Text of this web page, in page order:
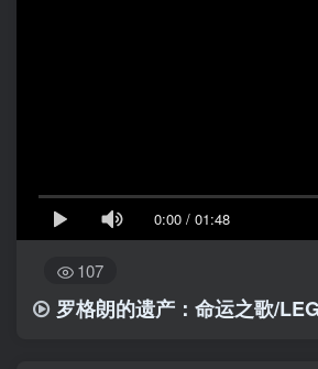
0:00 / 01:48
107
罗格朗的遗产：命运之歌/